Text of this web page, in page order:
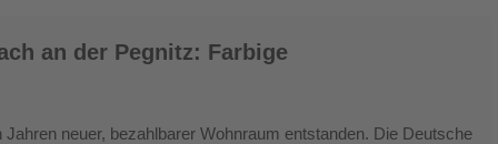
an der Pegnitz: Farbige
neuer, bezahlbarer Wohnraum entstanden. Die Deutsche